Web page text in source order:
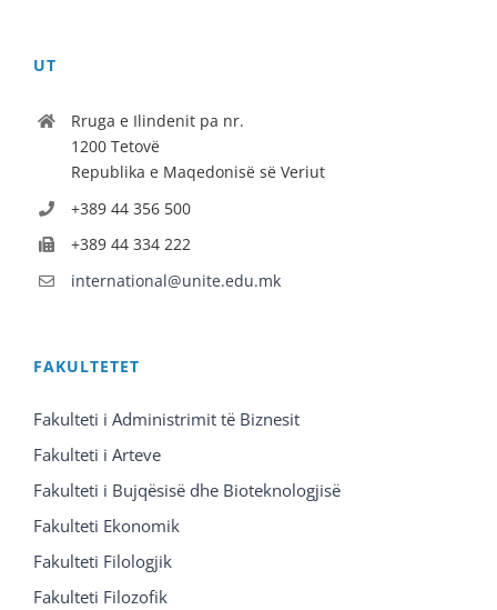
UT
Rruga e Ilindenit pa nr.
1200 Tetovë
Republika e Maqedonisë së Veriut
+389 44 356 500
+389 44 334 222
international@unite.edu.mk
FAKULTETET
Fakulteti i Administrimit të Biznesit
Fakulteti i Arteve
Fakulteti i Bujqësisë dhe Bioteknologjisë
Fakulteti Ekonomik
Fakulteti Filologjik
Fakulteti Filozofik